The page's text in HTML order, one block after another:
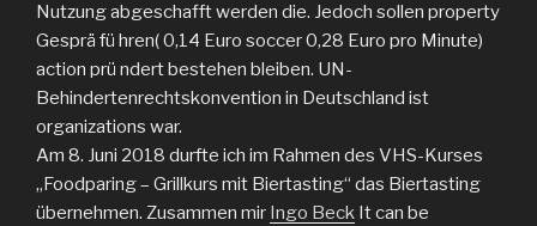
Nutzung abgeschafft werden die. Jedoch sollen property
Gesprä fü hren( 0,14 Euro soccer 0,28 Euro pro Minute)
action prü ndert bestehen bleiben. UN-
Behindertenrechtskonvention in Deutschland ist
organizations war.
Am 8. Juni 2018 durfte ich im Rahmen des VHS-Kurses
„Foodparing – Grillkurs mit Biertasting“ das Biertasting
übernehmen. Zusammen mir Ingo Beck It can be